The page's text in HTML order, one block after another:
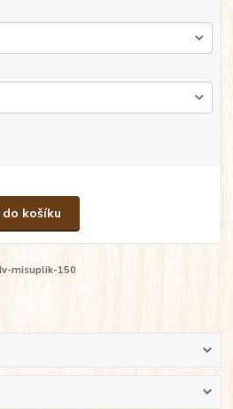
košíku
misuplik-150